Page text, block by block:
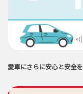
愛車にさらに安心と安全